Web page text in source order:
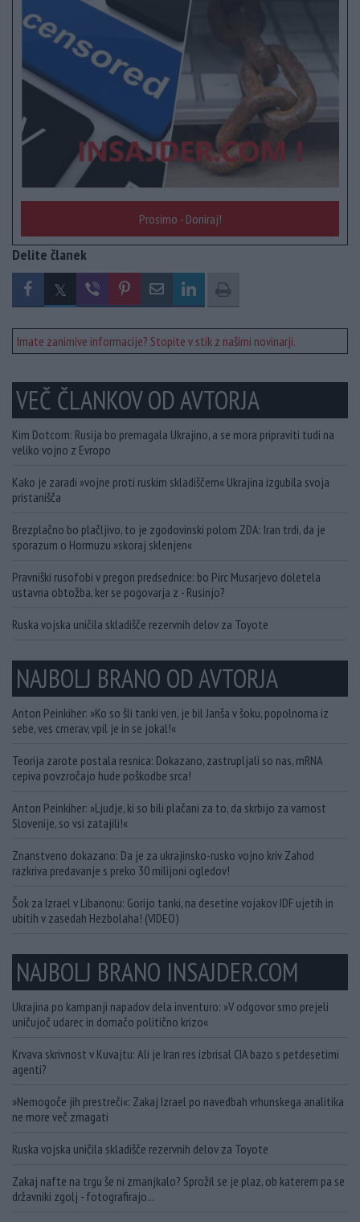
Prosimo - Doniraj!
Delite članek
Imate zanimive informacije? Stopite v stik z našimi novinarji.
VEČ ČLANKOV OD AVTORJA
Kim Dotcom: Rusija bo premagala Ukrajino, a se mora pripraviti tudi na
veliko vojno z Evropo
Kako je zaradi »vojne proti ruskim skladiščem« Ukrajina izgubila svoja
pristanišča
Brezplačno bo plačljivo, to je zgodovinski polom ZDA: Iran trdi, da je
sporazum o Hormuzu »skoraj sklenjen«
Pravniški rusofobi v pregon predsednice: bo Pirc Musarjevo doletela
ustavna obtožba, ker se pogovarja z - Rusinjo?
Ruska vojska uničila skladišče rezervnih delov za Toyote
NAJBOLJ BRANO OD AVTORJA
Anton Peinkiher: »Ko so šli tanki ven, je bil Janša v šoku, popolnoma iz
sebe, ves cmerav, vpil je in se jokal!«
Teorija zarote postala resnica: Dokazano, zastrupljali so nas, mRNA
cepiva povzročajo hude poškodbe srca!
Anton Peinkiher: »Ljudje, ki so bili plačani za to, da skrbijo za varnost
Slovenije, so vsi zatajili!«
Znanstveno dokazano: Da je za ukrajinsko-rusko vojno kriv Zahod
razkriva predavanje s preko 30 milijoni ogledov!
Šok za Izrael v Libanonu: Gorijo tanki, na desetine vojakov IDF ujetih in
ubitih v zasedah Hezbolaha! (VIDEO)
NAJBOLJ BRANO INSAJDER.COM
Ukrajina po kampanji napadov dela inventuro: »V odgovor smo prejeli
uničujoč udarec in domačo politično krizo«
Krvava skrivnost v Kuvajtu: Ali je Iran res izbrisal CIA bazo s petdesetimi
agenti?
»Nemogoče jih prestreči«: Zakaj Izrael po navedbah vrhunskega analitika
ne more več zmagati
Ruska vojska uničila skladišče rezervnih delov za Toyote
Zakaj nafte na trgu še ni zmanjkalo? Sprožil se je plaz, ob katerem pa se
državniki zgolj - fotografirajo...